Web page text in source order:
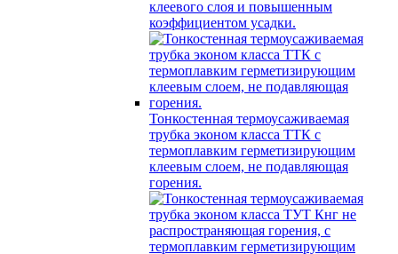
клеевого слоя и повышенным
коэффициентом усадки.
Тонкостенная термоусаживаемая
трубка эконом класса ТТК с
термоплавким герметизирующим
клеевым слоем, не подавляющая
горения.